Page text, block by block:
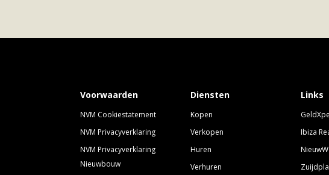
Voorwaarden
NVM Cookiestatement
NVM Privacyverklaring
NVM Privacyverklaring
Nieuwbouw
Diensten
Kopen
Verkopen
Huren
Verhuren
Links
Ibiza